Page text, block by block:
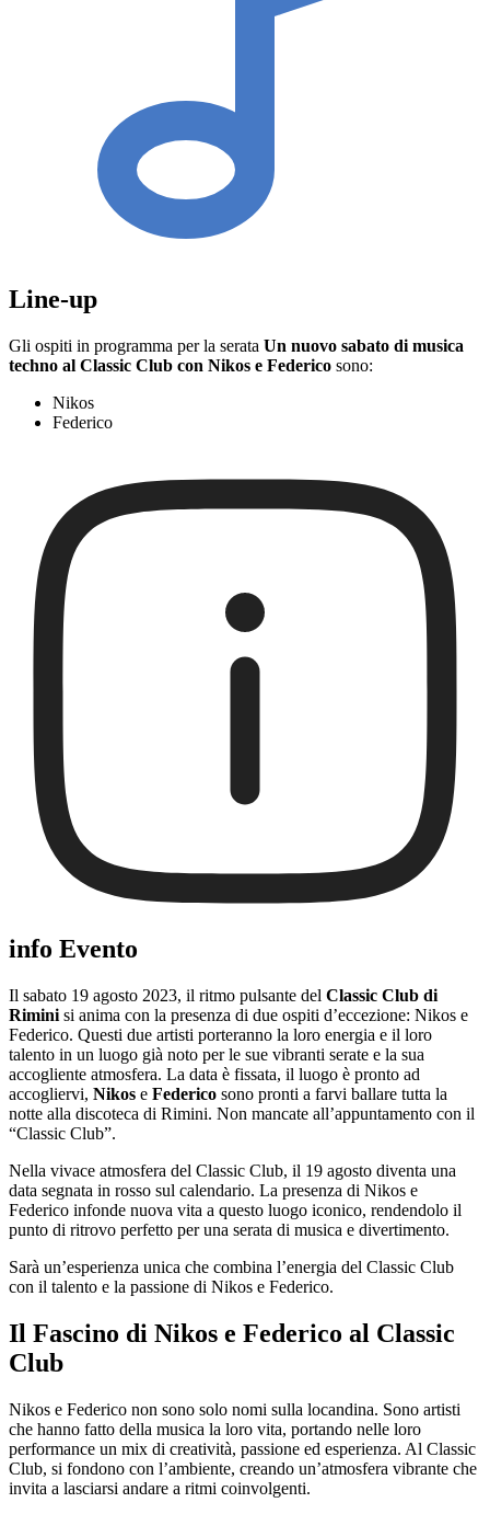
Line-up
Gli ospiti in programma per la serata Un nuovo sabato di musica
techno al Classic Club con Nikos e Federico sono:
Nikos
Federico
info Evento
Il sabato 19 agosto 2023, il ritmo pulsante del Classic Club di
Rimini si anima con la presenza di due ospiti d’eccezione: Nikos e
Federico. Questi due artisti porteranno la loro energia e il loro
talento in un luogo già noto per le sue vibranti serate e la sua
accogliente atmosfera. La data è fissata, il luogo è pronto ad
accogliervi, Nikos e Federico sono pronti a farvi ballare tutta la
notte alla discoteca di Rimini. Non mancate all’appuntamento con il
“Classic Club”.
Nella vivace atmosfera del Classic Club, il 19 agosto diventa una
data segnata in rosso sul calendario. La presenza di Nikos e
Federico infonde nuova vita a questo luogo iconico, rendendolo il
punto di ritrovo perfetto per una serata di musica e divertimento.
Sarà un’esperienza unica che combina l’energia del Classic Club
con il talento e la passione di Nikos e Federico.
Il Fascino di Nikos e Federico al Classic
Club
Nikos e Federico non sono solo nomi sulla locandina. Sono artisti
che hanno fatto della musica la loro vita, portando nelle loro
performance un mix di creatività, passione ed esperienza. Al Classic
Club, si fondono con l’ambiente, creando un’atmosfera vibrante che
invita a lasciarsi andare a ritmi coinvolgenti.